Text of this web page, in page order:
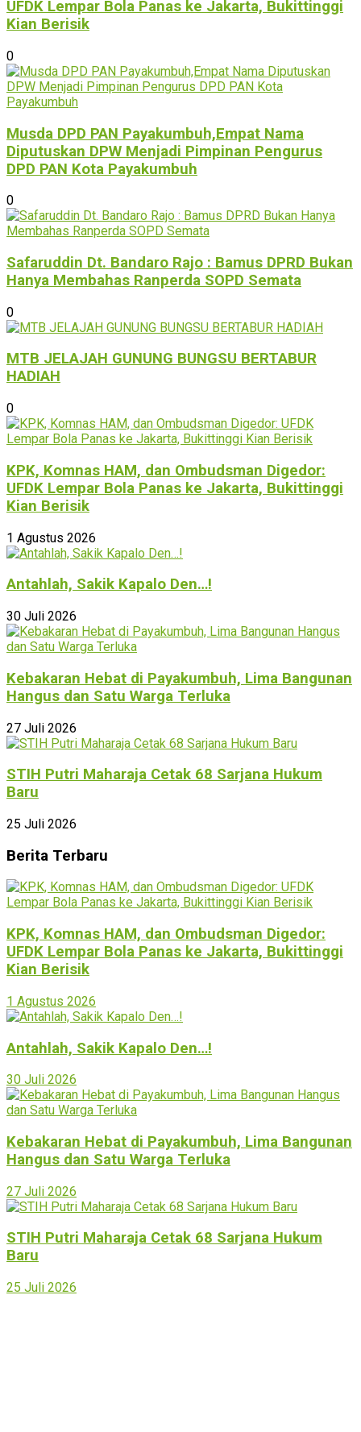
UFDK Lempar Bola Panas ke Jakarta, Bukittinggi
Kian Berisik
0
Musda DPD PAN Payakumbuh,Empat Nama
Diputuskan DPW Menjadi Pimpinan Pengurus
DPD PAN Kota Payakumbuh
0
Safaruddin Dt. Bandaro Rajo : Bamus DPRD Bukan
Hanya Membahas Ranperda SOPD Semata
0
MTB JELAJAH GUNUNG BUNGSU BERTABUR
HADIAH
0
KPK, Komnas HAM, dan Ombudsman Digedor:
UFDK Lempar Bola Panas ke Jakarta, Bukittinggi
Kian Berisik
1 Agustus 2026
Antahlah, Sakik Kapalo Den…!
30 Juli 2026
Kebakaran Hebat di Payakumbuh, Lima Bangunan
Hangus dan Satu Warga Terluka
27 Juli 2026
STIH Putri Maharaja Cetak 68 Sarjana Hukum
Baru
25 Juli 2026
Berita Terbaru
KPK, Komnas HAM, dan Ombudsman Digedor:
UFDK Lempar Bola Panas ke Jakarta, Bukittinggi
Kian Berisik
1 Agustus 2026
Antahlah, Sakik Kapalo Den…!
30 Juli 2026
Kebakaran Hebat di Payakumbuh, Lima Bangunan
Hangus dan Satu Warga Terluka
27 Juli 2026
STIH Putri Maharaja Cetak 68 Sarjana Hukum
Baru
25 Juli 2026